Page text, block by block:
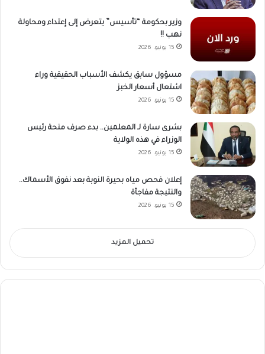
وزير بحكومة “تأسيس” يتعرض إلى إعتداء ومحاولة
نهب !!
15 يونيو، 2026
مسؤول سابق يكشف الأسباب الحقيقية وراء
اشتعال أسعار الخبز
15 يونيو، 2026
بشرى سارة لـ المعلمين.. بدء صرف منحة رئيس
الوزراء في هذه الولاية
15 يونيو، 2026
إعلان فحص مياه بحيرة النوبة بعد نفوق الأسماك..
والنتيجة مفاجأة
15 يونيو، 2026
تحميل المزيد